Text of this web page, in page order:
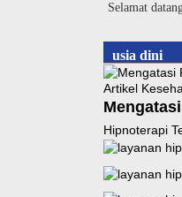
Selamat
usia dini
Artikel
Hipnoterapi